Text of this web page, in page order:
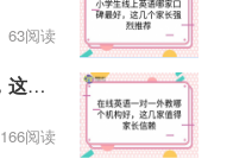
63阅读
在线英语一对一外教哪个机构好，这几家值得家长信赖
166阅读